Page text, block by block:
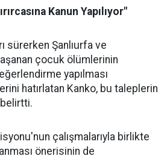
Kanun Yapılıyor"
sürerken Şanlıurfa ve
çocuk ölümlerinin
yapılması
hatırlatan Kanko, bu taleplerin
belirtti.
çalışmalarıyla birlikte
önerisinin de